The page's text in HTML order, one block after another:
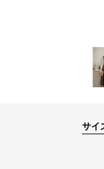
サイ